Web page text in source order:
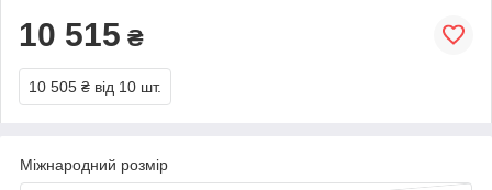
10 515 ₴
10 505 ₴ від 10 шт.
Міжнародний розмір